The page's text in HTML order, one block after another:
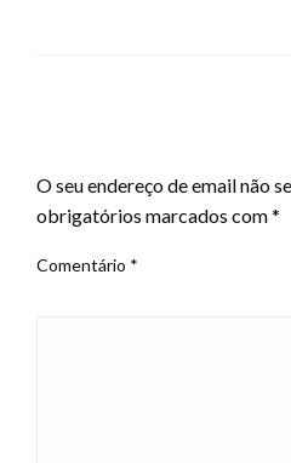
O seu endereço de email não
obrigatórios marcados com*
Comentário *